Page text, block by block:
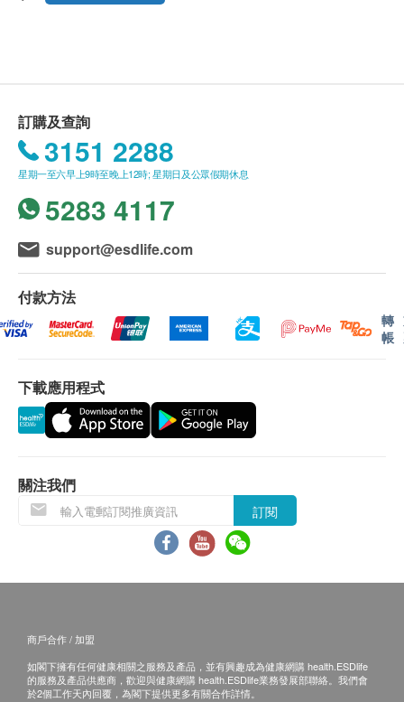
改善骨質疏鬆
服用方法
生指引。
注意事項
醫生意見方可食用本產品。本產品並非治
質而定。
此產品沒有根據«藥劑業及毒藥條
例»或«中醫藥條例»註冊。為此產品作出
HK$85運費。
我們將於確定訂單後1-3個工作天內安排發貨。
不排除運送時間會因節日而有所影響。當八號烈風
訊號懸掛或黑色暴雨警告生效時，送貨服務時間將
會延遲。
所有訂單須視乎相關貨品的供應情況再作最後確
認。倘若健康網購health.ESDlife未能提供任何訂
單上的貨品，健康網購health.ESDlife有權拒絕接
受該訂單，並且會於送貨前透過電話或電郵通知顧
客再作安排。
保用條款：
貨品質量保證，於顧客收到產品當日起計，使用
期應最少有12個月或以上。
退換條款：
當顧客收取已訂購之貨品時，有責任檢查貨品是否
有損毀情況，一經確認簽收，恕不接受退換。
退換產品必須包裝完整，如退換之產品有任何殘缺
ASANA 360 客戶服務部跟進。
電郵：cs@asana360global.com
訂購及查詢
3151 2288
星期一至六早上9時至晚上12時; 星期日及公眾假期休息
5283 4117
support@esdlife.com
付款方法
轉
帳
下載應用程式
關注我們
訂閱
商戶合作 / 加盟
如閣下擁有任何健康相關之服務及產品，並有興趣成為健康網購 health.ESDlife
的服務及產品供應商，歡迎與健康網購 health.ESDlife業務發展部聯絡。我們會
於2個工作天內回覆，為閣下提供更多有關合作詳情。